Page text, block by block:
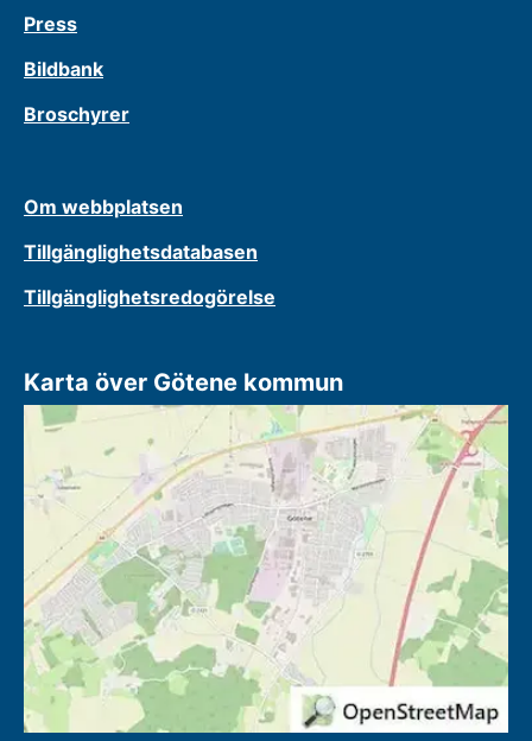
Press
Bildbank
Broschyrer
Om webbplatsen
Tillgänglighetsdatabasen
Tillgänglighetsredogörelse
Karta över Götene kommun